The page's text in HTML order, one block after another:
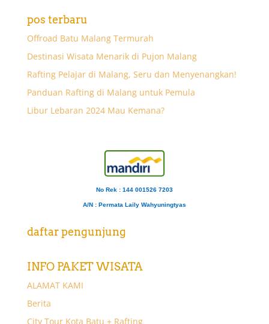
pos terbaru
Offroad Batu Malang Termurah
Destinasi Wisata Menarik di Pujon Malang
Rafting Pelajar di Malang, Seru dan Menyenangkan!
Panduan Rafting di Malang untuk Pemula
Libur Lebaran 2024 Mau Kemana?
No Rek : 144 001526 7203
A/N : Permata Laily Wahyuningtyas
daftar pengunjung
INFO PAKET WISATA
ALAMAT KAMI
Berita
City Tour Kota Batu + Rafting